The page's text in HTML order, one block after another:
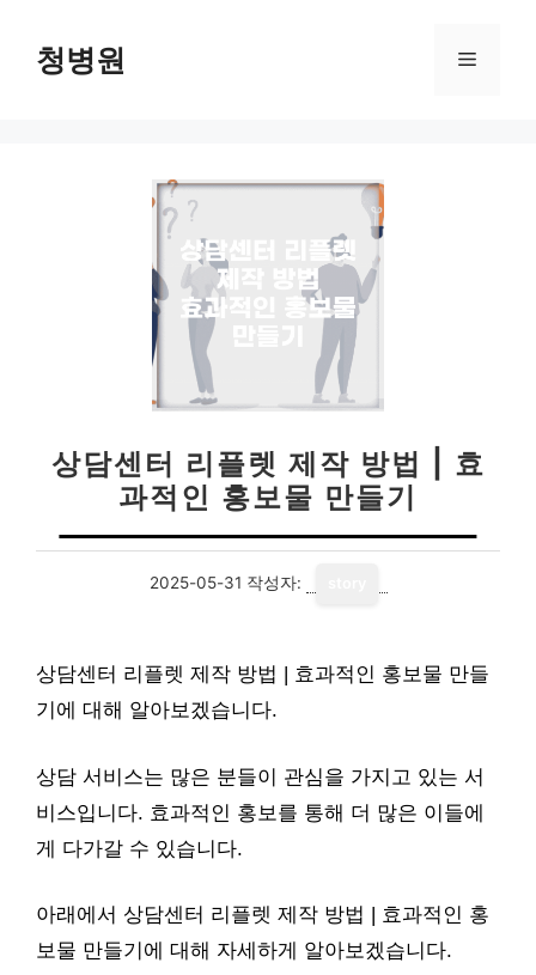
청병원 메
상담센터 리플렛 제작 방법 | 효
과적인 홍보물 만들기
2025-05-31 작성자:
상담센터 리플렛 제작 방법 | 효과적인 홍보물 만들
기에 대해 알아보겠습니다.
상담 서비스는 많은 분들이 관심을 가지고 있는 서
비스입니다. 효과적인 홍보를 통해 더 많은 이들에
게 다가갈 수 있습니다.
아래에서 상담센터 리플렛 제작 방법 | 효과적인 홍
보물 만들기에 대해 자세하게 알아보겠습니다.